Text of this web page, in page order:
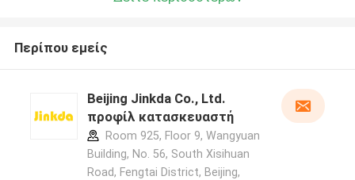
Περίπου εμείς
Beijing Jinkda Co., Ltd.
προφίλ κατασκευαστή
Room 925, Floor 9, Wangyuan
Building, No. 56, South Xisihuan
Road, Fengtai District, Beijing,